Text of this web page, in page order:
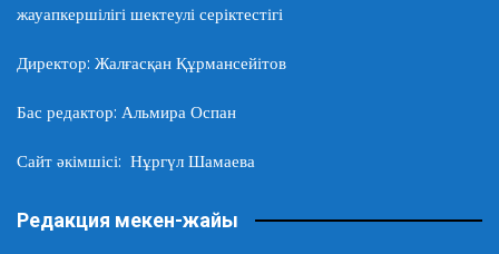
жауапкершілігі шектеулі серіктестігі
Директор: Жалғасқан Құрмансейітов
Бас редактор: Альмира Оспан
Сайт әкімшісі: Нұргүл Шамаева
Редакция мекен-жайы